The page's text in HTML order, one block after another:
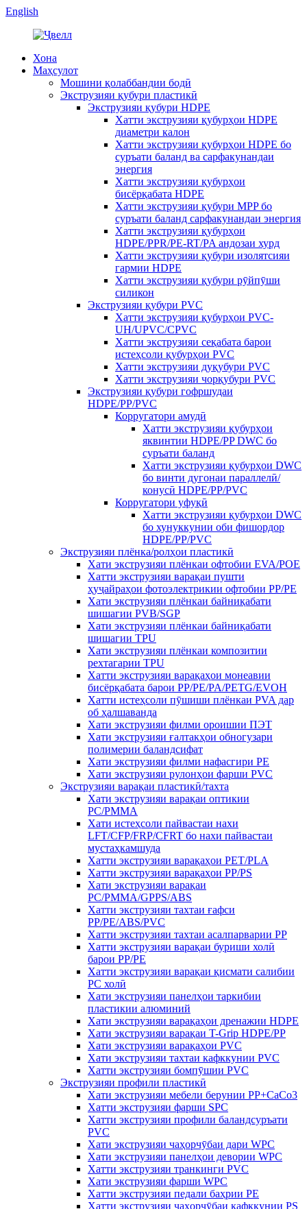
English
Хона
Маҳсулот
Мошини қолаббандии бодӣ
Экструзияи қубури пластикӣ
Экструзияи қубури HDPE
Хатти экструзияи қубурҳои HDPE
диаметри калон
Хатти экструзияи қубурҳои HDPE бо
суръати баланд ва сарфакунандаи
энергия
Хатти экструзияи қубурҳои
бисёрқабата HDPE
Хатти экструзияи қубури MPP бо
суръати баланд сарфакунандаи энергия
Хатти экструзияи қубурҳои
HDPE/PPR/PE-RT/PA андозаи хурд
Хатти экструзияи қубури изолятсияи
гармии HDPE
Хатти экструзияи қубури рӯйпӯши
силикон
Экструзияи қубури PVC
Хатти экструзияи қубурҳои PVC-
UH/UPVC/CPVC
Хатти экструзияи сеқабата барои
истеҳсоли қубурҳои PVC
Хатти экструзияи дуқубури PVC
Хатти экструзияи чорқубури PVC
Экструзияи қубури гофршудаи
HDPE/PP/PVC
Корругатори амудӣ
Хатти экструзияи қубурҳои
яквинтии HDPE/PP DWC бо
суръати баланд
Хатти экструзияи қубурҳои DWC
бо винти дугонаи параллелӣ/
конусӣ HDPE/PP/PVC
Корругатори уфуқӣ
Хатти экструзияи қубурҳои DWC
бо хунуккунии оби фишордор
HDPE/PP/PVC
Экструзияи плёнка/ролҳои пластикӣ
Хати экструзияи плёнкаи офтобии EVA/POE
Хатти экструзияи варақаи пушти
ҳуҷайраҳои фотоэлектрикии офтобии PP/PE
Хати экструзияи плёнкаи байниқабати
шишагии PVB/SGP
Хати экструзияи плёнкаи байниқабати
шишагии TPU
Хати экструзияи плёнкаи композитии
рехтагарии TPU
Хатти экструзияи варақаҳои монеавии
бисёрқабата барои PP/PE/PA/PETG/EVOH
Хатти истеҳсоли пӯшиши плёнкаи PVA дар
об ҳалшаванда
Хати экструзияи филми ороишии ПЭТ
Хати экструзияи ғалтакҳои обногузари
полимерии баландсифат
Хати экструзияи филми нафасгири PE
Хати экструзияи рулонҳои фарши PVC
Экструзияи варақаи пластикӣ/тахта
Хати экструзияи варақаи оптикии
PC/PMMA
Хати истеҳсоли пайвастаи нахи
LFT/CFP/FRP/CFRT бо нахи пайвастаи
мустаҳкамшуда
Хатти экструзияи варақаҳои PET/PLA
Хатти экструзияи варақаҳои PP/PS
Хати экструзияи варақаи
PC/PMMA/GPPS/ABS
Хатти экструзияи тахтаи ғафси
PP/PE/ABS/PVC
Хатти экструзияи тахтаи асалпарварии PP
Хатти экструзияи варақаи буриши холӣ
барои PP/PE
Хатти экструзияи варақаи қисмати салибии
PC холӣ
Хати экструзияи панелҳои таркибии
пластикии алюминий
Хати экструзияи варақаҳои дренажии HDPE
Хати экструзияи варақаи T-Grip HDPE/PP
Хати экструзияи варақаҳои PVC
Хати экструзияи тахтаи кафккунии PVC
Хатти экструзияи бомпӯшии PVC
Экструзияи профили пластикӣ
Хати экструзияи мебели берунии PP+CaCo3
Хатти экструзияи фарши SPC
Хатти экструзияи профили баландсуръати
PVC
Хати экструзияи чаҳорчӯбаи дари WPC
Хати экструзияи панелҳои девории WPC
Хатти экструзияи транкинги PVC
Хати экструзияи фарши WPC
Хатти экструзияи педали баҳрии PE
Хатти экструзияи чаҳорчӯбаи кафккунии PS